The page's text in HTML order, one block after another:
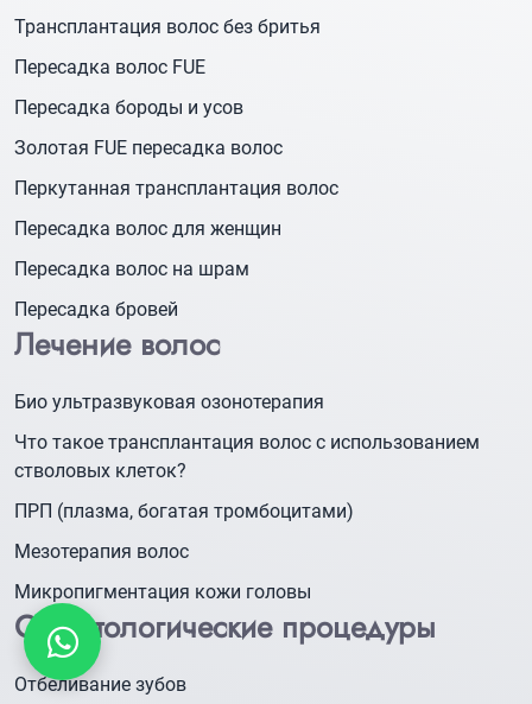
Трансплантация волос без бритья
Пересадка волос FUE
Пересадка бороды и усов
Золотая FUE пересадка волос
Перкутанная трансплантация волос
Пересадка волос для женщин
Пересадка волос на шрам
Пересадка бровей
Лечение волос
Био ультразвуковая озонотерапия
Что такое трансплантация волос с использованием
стволовых клеток?
ПРП (плазма, богатая тромбоцитами)
Мезотерапия волос
Микропигментация кожи головы
Стоматологические процедуры
Отбеливание зубов